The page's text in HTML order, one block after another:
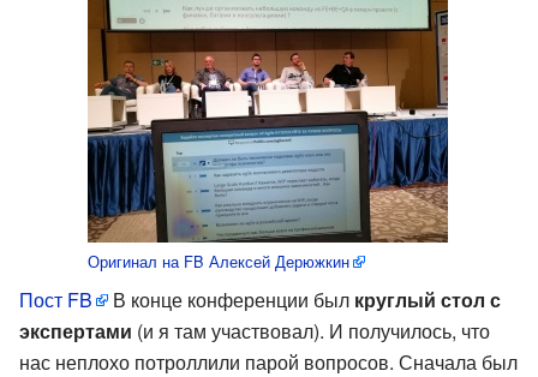
Оригинал на FB Алексей Дерюжкин
Пост FB В конце конференции был круглый стол с
экспертами (и я там участвовал). И получилось, что
нас неплохо потроллили парой вопросов. Сначала был